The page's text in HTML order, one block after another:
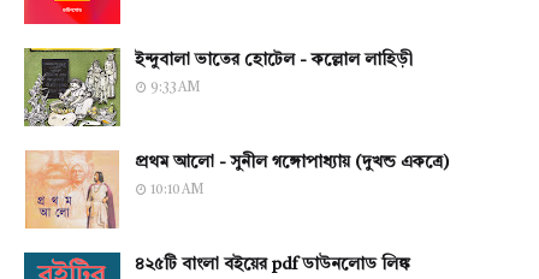
ইন্দুবালা ভাতের হোটেল - কল্লোল লাহিড়ী
9:33 AM
প্রথম আলো - সুনীল গঙ্গোপাধ্যায় (দুখন্ড একত্রে)
10:10 AM
৪২৫টি বাংলা বইয়ের pdf ডাউনলোড লিঙ্ক